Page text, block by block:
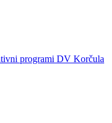
programi DV Korčula